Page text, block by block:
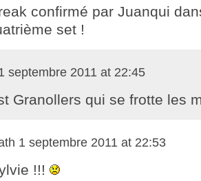
confirmé par Juanqui
set !
septembre 2011 at 22:45
Granollers qui se frotte les
1 septembre 2011 at 22:53
!!!